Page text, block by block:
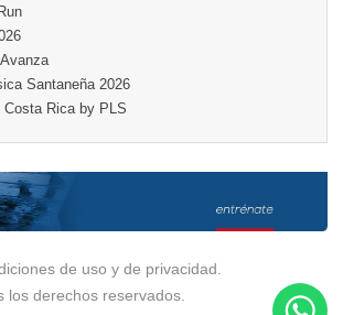
2026
Santaneña 2026
Costa Rica by PLS
de uso y de privacidad.
los derechos reservados.